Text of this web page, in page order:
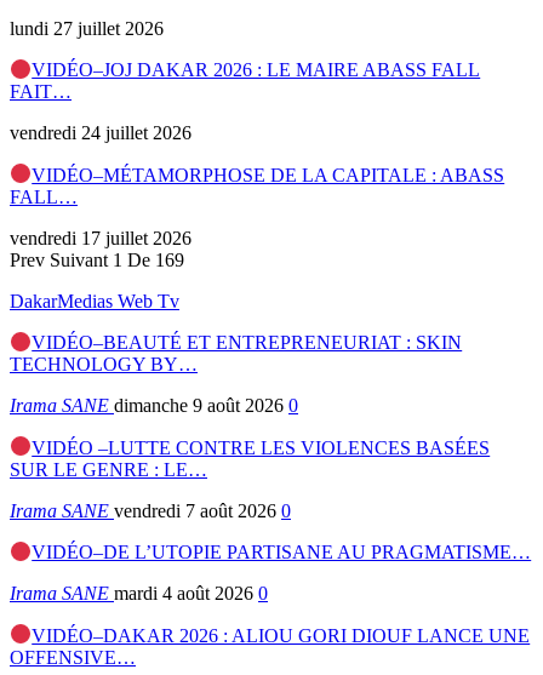
lundi 27 juillet 2026
VIDÉO–JOJ DAKAR 2026 : LE MAIRE ABASS FALL
FAIT…
vendredi 24 juillet 2026
VIDÉO–MÉTAMORPHOSE DE LA CAPITALE : ABASS
FALL…
vendredi 17 juillet 2026
Prev Suivant 1 De 169
DakarMedias Web Tv
VIDÉO–BEAUTÉ ET ENTREPRENEURIAT : SKIN
TECHNOLOGY BY…
Irama SANE dimanche 9 août 2026 0
VIDÉO –LUTTE CONTRE LES VIOLENCES BASÉES
SUR LE GENRE : LE…
Irama SANE vendredi 7 août 2026 0
VIDÉO–DE L’UTOPIE PARTISANE AU PRAGMATISME…
Irama SANE mardi 4 août 2026 0
VIDÉO–DAKAR 2026 : ALIOU GORI DIOUF LANCE UNE
OFFENSIVE…